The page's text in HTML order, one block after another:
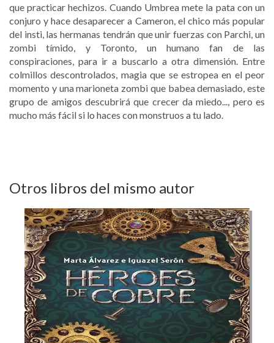
que practicar hechizos. Cuando Umbrea mete la pata con un
conjuro y hace desaparecer a Cameron, el chico más popular
del insti, las hermanas tendrán que unir fuerzas con Parchi, un
zombi tímido, y Toronto, un humano fan de las
conspiraciones, para ir a buscarlo a otra dimensión. Entre
colmillos descontrolados, magia que se estropea en el peor
momento y una marioneta zombi que babea demasiado, este
grupo de amigos descubrirá que crecer da miedo..., pero es
mucho más fácil si lo haces con monstruos a tu lado.
Otros libros del mismo autor